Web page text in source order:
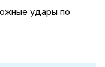
удары по